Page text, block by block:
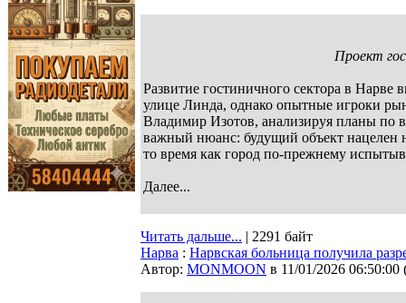
Проект
Развитие гостиничного сектора в
улице Линда, однако опытные игроки
Владимир Изотов, анализируя планы по
важный нюанс: будущий объект нацелен
то время как город по-прежнему
Далее...
Читать дальше... | 2291 байт
Нарва : Нарвская больница получила
Автор: MONMOON в 11/01/2026 06:50:00